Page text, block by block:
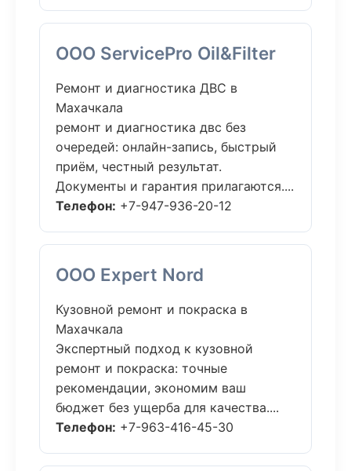
ООО ServicePro Oil&Filter
Ремонт и диагностика ДВС в
Махачкала
ремонт и диагностика двс без
очередей: онлайн-запись, быстрый
приём, честный результат.
Документы и гарантия прилагаются....
Телефон: +7-947-936-20-12
ООО Expert Nord
Кузовной ремонт и покраска в
Махачкала
Экспертный подход к кузовной
ремонт и покраска: точные
рекомендации, экономим ваш
бюджет без ущерба для качества....
Телефон: +7-963-416-45-30